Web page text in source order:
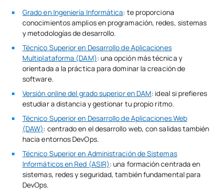
Grado en Ingeniería Informática: te proporciona
conocimientos amplios en programación, redes, sistemas
y metodologías de desarrollo.
Técnico Superior en Desarrollo de Aplicaciones
Multiplataforma (DAM): una opción más técnica y
orientada a la práctica para dominar la creación de
software.
Versión online del grado superior en DAM: ideal si prefieres
estudiar a distancia y gestionar tu propio ritmo.
Técnico Superior en Desarrollo de Aplicaciones Web
(DAW): centrado en el desarrollo web, con salidas también
hacia entornos DevOps.
Técnico Superior en Administración de Sistemas
Informáticos en Red (ASIR): una formación centrada en
sistemas, redes y seguridad, también fundamental para
DevOps.